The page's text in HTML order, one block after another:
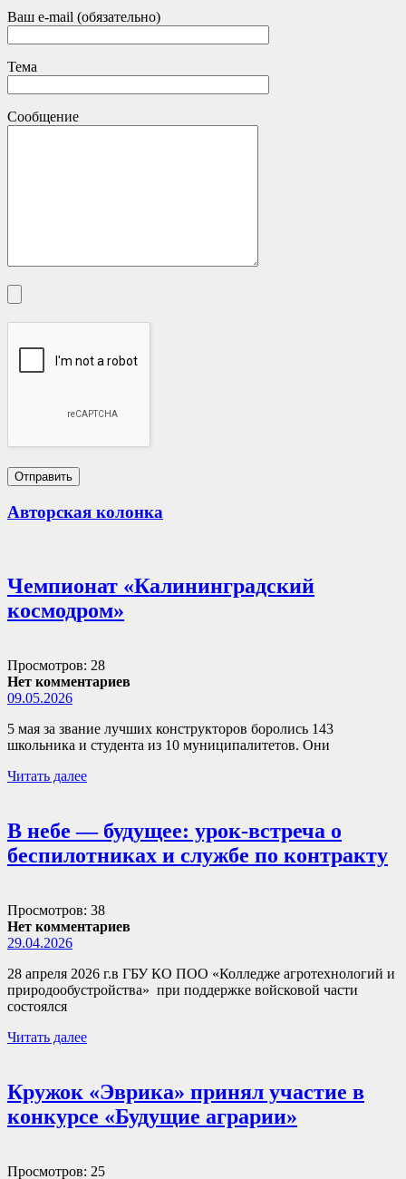
Ваш e-mail (обязательно)
Тема
Сообщение
Авторская колонка
Чемпионат «Калининградский
космодром»
Просмотров: 28
Нет комментариев
09.05.2026
5 мая за звание лучших конструкторов боролись 143
школьника и студента из 10 муниципалитетов. Они
Читать далее
В небе — будущее: урок-встреча о
беспилотниках и службе по контракту
Просмотров: 38
Нет комментариев
29.04.2026
28 апреля 2026 г.в ГБУ КО ПОО «Колледже агротехнологий и
природообустройства» при поддержке войсковой части
состоялся
Читать далее
Кружок «Эврика» принял участие в
конкурсе «Будущие аграрии»
Просмотров: 25